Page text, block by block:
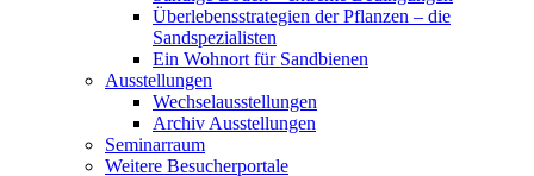
Überlebensstrategien der Pflanzen – die
Sandspezialisten
Ein Wohnort für Sandbienen
Ausstellungen
Wechselausstellungen
Archiv Ausstellungen
Seminarraum
Weitere Besucherportale